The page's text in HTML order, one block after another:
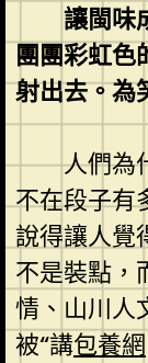
讓閩味
團團彩虹色
射出去。為
人們為
不在段子有
說得讓人覺
不是裝點，
情、山川人
被“講包養網